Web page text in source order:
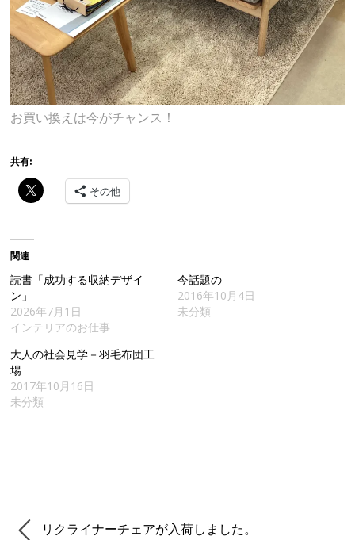
お買い換えは今がチャンス！
共有:
その他
関連
読書「成功する収納デザイ
ン」
2026年7月1日
インテリアのお仕事
今話題の
2016年10月4日
未分類
大人の社会見学－羽毛布団工
場
2017年10月16日
未分類
リクライナーチェアが入荷しました。